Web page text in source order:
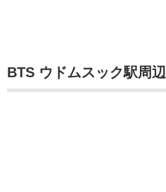
BTS ウドムスック駅周辺